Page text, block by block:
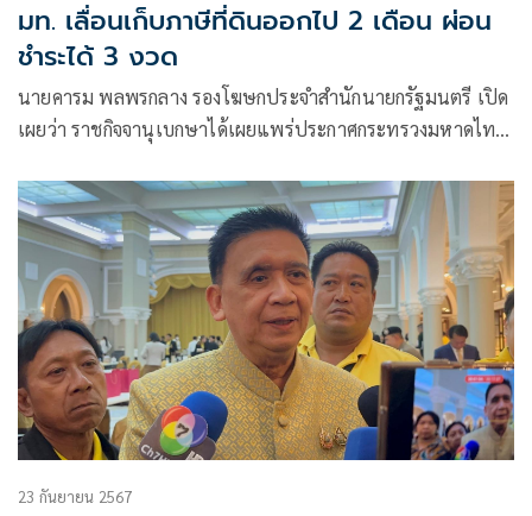
มท. เลื่อนเก็บภาษีที่ดินออกไป 2 เดือน ผ่อน
ชำระได้ 3 งวด
นายคารม พลพรกลาง รองโฆษกประจำสำนักนายกรัฐมนตรี เปิด
เผยว่า ราชกิจจานุเบกษาได้เผยแพร่ประกาศกระทรวงมหาดไทย
และสิ่งปลูกสร้าง
23 กันยายน 2567